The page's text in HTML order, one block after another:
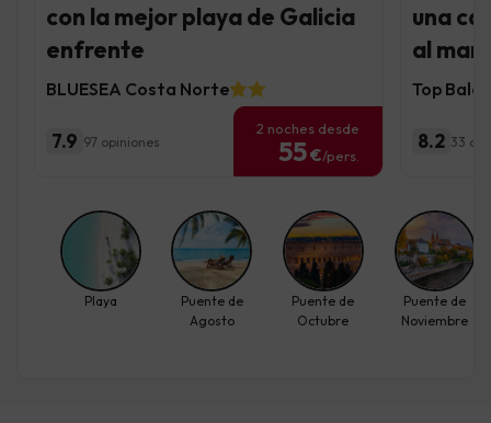
con la mejor playa de Galicia
enfrente
BLUESEA Costa Norte
7.9 97 opiniones
2 noches desde
55€/pers.
una
al mar
Top
8.2 33
Playa
Puente de
Agosto
Puente de
Octubre
Puente de
Noviembre